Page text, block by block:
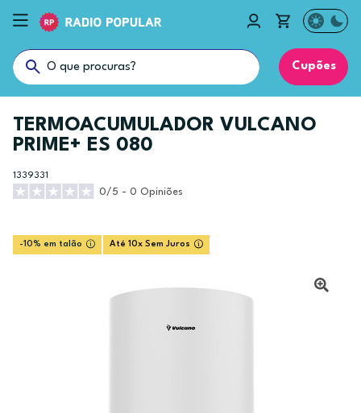
Cupões
TERMOACUMULADOR VULCANO
PRIME+ ES 080
1339331
0/5 - 0 Opiniões
-10% em talão Até 10x Sem Juros